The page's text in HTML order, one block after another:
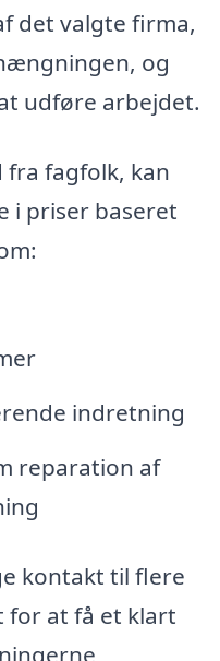
det valgte firma,
og
udføre arbejdet.
fagfolk, kan
i priser baseret
indretning
reparation af
kontakt til flere
at få et klart